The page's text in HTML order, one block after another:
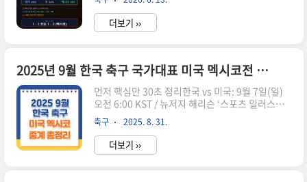
그만큼 모든 경기가 예측하기 어렵고, 첫 경기 결
고, 멕시코 역시 남아프리카공화국을 2-0으로 완파
하며 조 선두를 달리고 있습니다. 두 팀 모두 1승을
챙긴 상황에서 이번 2차전은 사실상 조별리그 운명
월드컵에서 멕시코에 1-2로 패배한 아픔을 씻을 리
벤지 매치이기도 합니다. 홍명보 감독 역시 1998
프랑스 월드컵에서 멕시코에 1-3으로 패했던 당사
자로, 개인적으로도 각별한 의미가 있는 경기입니
다. 체코전 승리의 여세를 몰아 멕시코에도 승리할
수 있을지, 냉정하게 분석해 드리겠습니다. 경기 기
본 정..
더보기 ››
2025년 9월 한국 축구 국가대표 미국 멕시코전 일정 중계 명단 총정리
먼저 핵심만 30초 정리한국 vs 미국: 9월 7일(일)
오전 6:00 KST / 뉴저지 해리슨 ‘스포츠 일러스트
레이티드 스타디움’(구 레드불 아레나)한국 vs 멕
시코: 9월 10일(수) 오전 10:00 KST / 내슈빌
GEODIS 파크(멕시코 ‘MexTour 2025’ 일정)국내
시청: TV조선, tvN SPORTS, 쿠팡플레이 무료중계
축구 2025. 8. 31.
더보기 ››